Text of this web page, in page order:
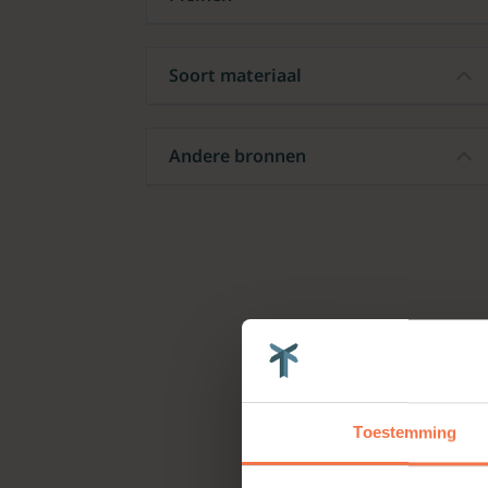
Toestemming
Soort materiaal
Andere bronnen